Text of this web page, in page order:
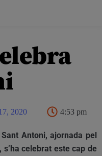
2020 4:53 pm
Antoni, ajornada pel
celebrat este cap de